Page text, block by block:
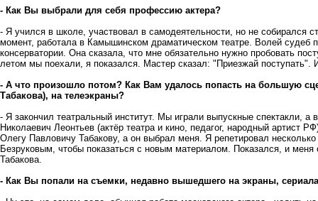
- Как Вы выбрали для себя профессию актера?
- Я учился в школе, участвовал в самодеятельности, но не собирался
момент, работала в Камышинском драматическом театре. Волей судеб
консерватории. Она сказала, что мне обязательно нужно пробовать
летом мы поехали, я показался. Мастер сказал: "Приезжай
- А что произошло потом? Как Вам удалось попасть на большую
Табакова), на телеэкраны?
- Я закончил театральный институт. Мы играли выпускные спектакли,
Николаевич Леонтьев (актёр театра и кино, педагог, народный артист
Олегу Павловичу Табакову, а он выбрал меня. Я репетировал
Безруковым, чтобы показаться с новым материалом. Показался, и
Табакова.
- Как Вы попали на съемки, недавно вышедшего на экраны,